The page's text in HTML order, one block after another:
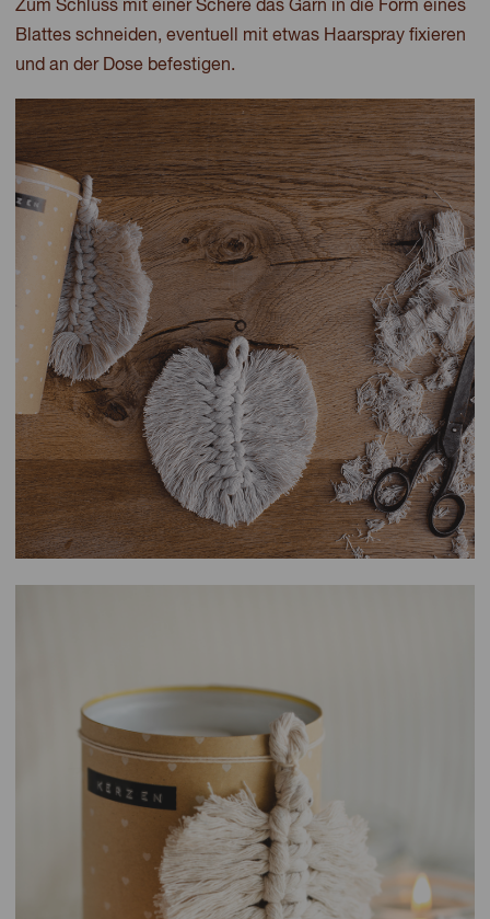
Zum Schluss mit einer Schere das Garn in die Form eines
Blattes schneiden, eventuell mit etwas Haarspray fixieren
und an der Dose befestigen.